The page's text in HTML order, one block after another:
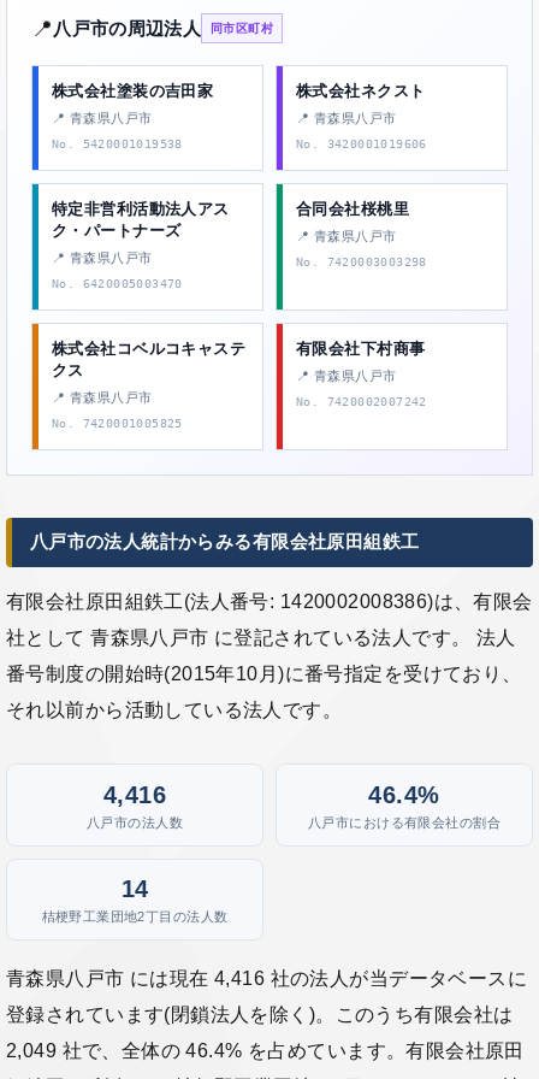
📍 八戸市の周辺法人 同市区町村
株式会社塗装の吉田家
📍 青森県八戸市
No. 5420001019538
株式会社ネクスト
📍 青森県八戸市
No. 3420001019606
特定非営利活動法人アス
ク・パートナーズ
📍 青森県八戸市
No. 6420005003470
合同会社桜桃里
📍 青森県八戸市
No. 7420003003298
株式会社コベルコキャステ
クス
📍 青森県八戸市
No. 7420001005825
有限会社下村商事
📍 青森県八戸市
No. 7420002007242
八戸市の法人統計からみる有限会社原田組鉄工
有限会社原田組鉄工(法人番号: 1420002008386)は、有限会
社として 青森県八戸市 に登記されている法人です。 法人
番号制度の開始時(2015年10月)に番号指定を受けており、
それ以前から活動している法人です。
4,416
八戸市の法人数
46.4%
八戸市における有限会社の割合
14
桔梗野工業団地2丁目の法人数
青森県八戸市 には現在 4,416 社の法人が当データベースに
登録されています(閉鎖法人を除く)。このうち有限会社は
2,049 社で、全体の 46.4% を占めています。有限会社原田